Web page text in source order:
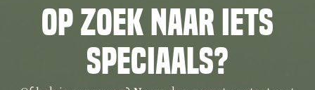
Op zoek naar iets
speciaals?